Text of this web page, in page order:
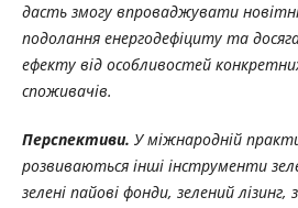
дасть змогу впроваджувати
подолання енергодефіциту та
ефекту від особливостей
споживачів.
Перспективи. У міжнародній
розвиваються інші інструменти
зелені пайові фонди, зелений лізинг,